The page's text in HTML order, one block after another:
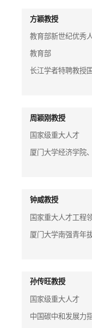
方颖教授
教育部新世纪优秀
教育部
长江学者特聘教授
周颖刚教授
国家级重大人才
厦门大学经济学院
钟威教授
国家重大人才工程
厦门大学南强青年
孙传旺教授
国家级重大人才
中国碳中和发展力